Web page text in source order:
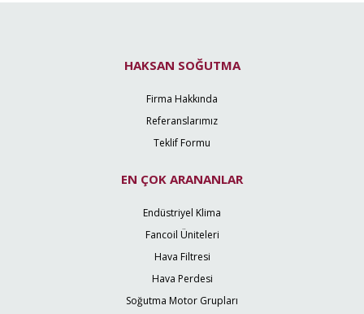
HAKSAN SOĞUTMA
Firma Hakkında
Referanslarımız
Teklif Formu
EN ÇOK ARANANLAR
Endüstriyel Klima
Fancoil Üniteleri
Hava Filtresi
Hava Perdesi
Soğutma Motor Grupları